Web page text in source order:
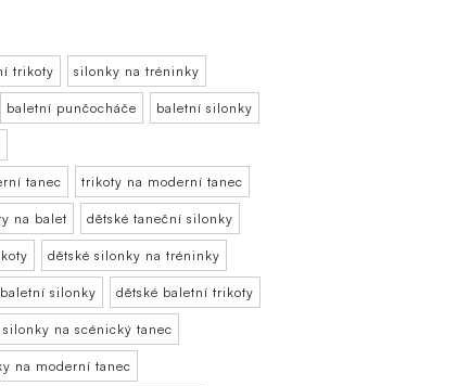
trikoty silonky na tréninky
baletní punčocháče baletní silonky
tanec trikoty na moderní tanec
na balet dětské taneční silonky
dětské silonky na tréninky
silonky dětské baletní trikoty
silonky na scénický tanec
na moderní tanec